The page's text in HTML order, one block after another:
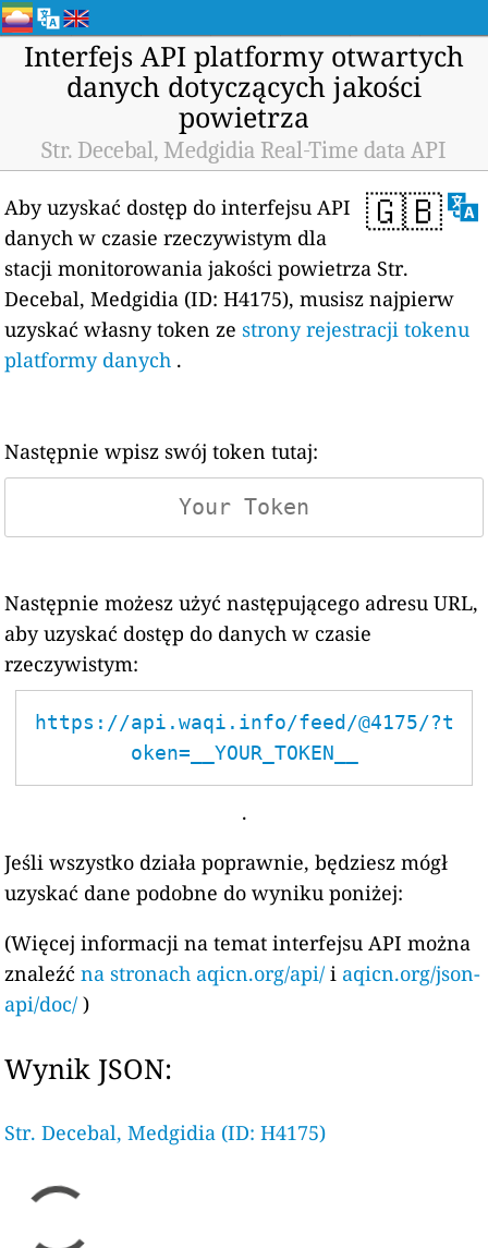
Interfejs API platformy otwartych
danych dotyczących jakości
powietrza
Str. Decebal, Medgidia Real-Time data API
🇬🇧
Aby uzyskać dostęp do interfejsu API
danych w czasie rzeczywistym dla
stacji monitorowania jakości powietrza Str.
Decebal, Medgidia (ID: H4175), musisz najpierw
uzyskać własny token zestrony rejestracji tokenu
platformy danych .
Następnie wpisz swój token tutaj:
Następnie możesz użyć następującego adresu URL,
aby uzyskać dostęp do danych w czasie
rzeczywistym:
https://api.waqi.info/feed/@4175/?t
oken=__YOUR_TOKEN__
.
Jeśli wszystko działa poprawnie, będziesz mógł
uzyskać dane podobne do wyniku poniżej:
(Więcej informacji na temat interfejsu API można
znaleźćna stronach aqicn.org/api/ i aqicn.org/json-
api/doc/ )
Wynik JSON:
Str. Decebal, Medgidia (ID: H4175)